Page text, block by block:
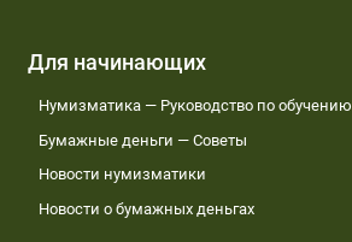
Для начинающих
Нумизматика — Руководство по обучению
Бумажные деньги — Советы
Новости нумизматики
Новости о бумажных деньгах